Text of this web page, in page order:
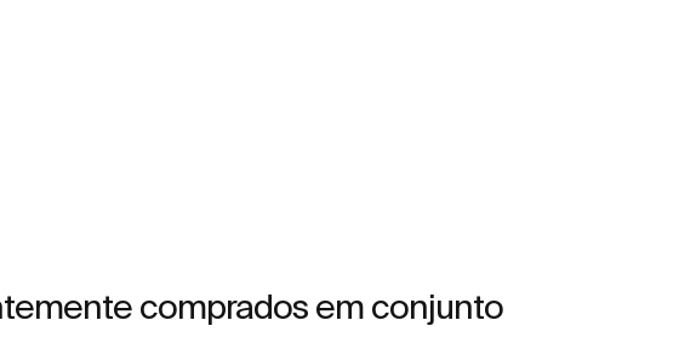
comprados em conjunto